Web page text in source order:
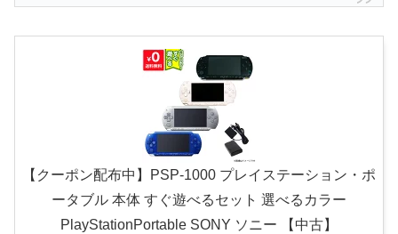
【クーポン配布中】PSP-1000 プレイステーション・ポ
ータブル 本体 すぐ遊べるセット 選べるカラー
PlayStationPortable SONY ソニー 【中古】